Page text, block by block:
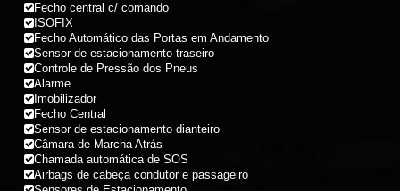
Fecho central c/ comando
ISOFIX
Fecho Automático das Portas em Andamento
Sensor de estacionamento traseiro
Controle de Pressão dos Pneus
Alarme
Imobilizador
Fecho Central
Sensor de estacionamento dianteiro
Câmara de Marcha Atrás
Chamada automática de SOS
Airbags de cabeça condutor e passageiro